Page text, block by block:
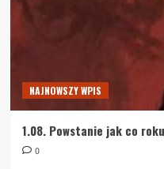
NAJNOWSZY WPIS
1.08. Powstanie jak co roku
0